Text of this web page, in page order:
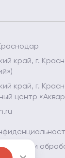
край, г.
край, г.
центр